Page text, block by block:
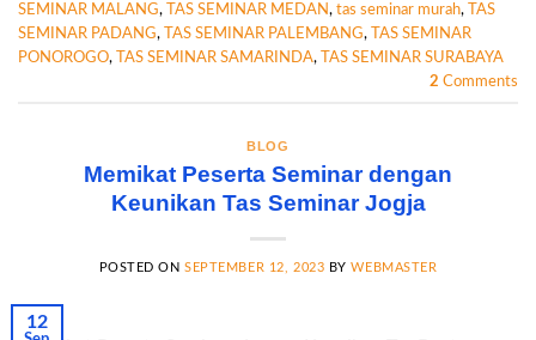
SEMINAR MALANG, TAS SEMINAR MEDAN, tas seminar murah,
TAS
SEMINAR PADANG, TAS SEMINAR PALEMBANG,
TAS SEMINAR
PONOROGO, TAS SEMINAR SAMARINDA,
TAS SEMINAR SURABAYA
2 Comments
BLOG
Memikat Peserta Seminar dengan
Keunikan Tas Seminar Jogja
POSTED ONSEPTEMBER 12, 2023 BYWEBMASTER
12